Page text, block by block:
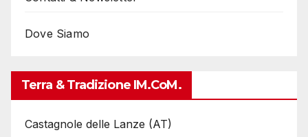
Dove Siamo
Terra & Tradizione IM.coM.
Castagnole delle Lanze (AT)